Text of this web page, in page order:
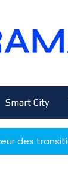
Smart City
des